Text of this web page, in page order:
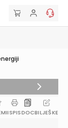
ISPISDOCBILJEŠKE